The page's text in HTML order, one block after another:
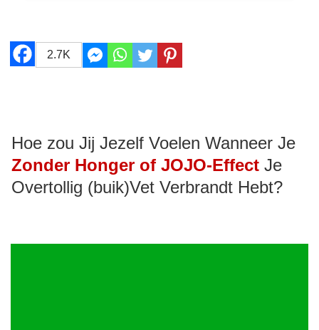
2.7K
Hoe zou Jij Jezelf Voelen Wanneer Je
Zonder Honger of JOJO-Effect Je
Overtollig (buik)Vet Verbrandt Hebt?